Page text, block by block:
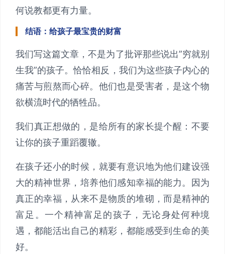
何说教都更有力量。
结语：给孩子最宝贵的财富
我们写这篇文章，不是为了批评那些说出”穷就别
生我”的孩子。恰恰相反，我们为这些孩子内心的
痛苦与煎熬而心碎。他们也是受害者，是这个物
欲横流时代的牺牲品。
我们真正想做的，是给所有的家长提个醒：不要
让你的孩子重蹈覆辙。
在孩子还小的时候，就要有意识地为他们建设强
大的精神世界，培养他们感知幸福的能力。因为
真正的幸福，从来不是物质的堆砌，而是精神的
富足。一个精神富足的孩子，无论身处何种境
遇，都能活出自己的精彩，都能感受到生命的美
好。